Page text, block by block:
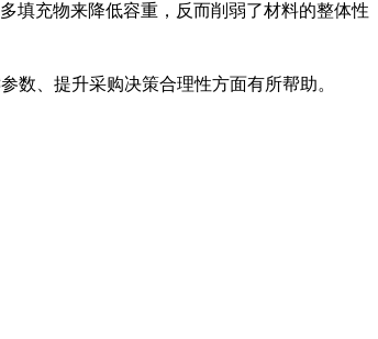
填充物来降低容重，反而削弱了材料的整体性
数、提升采购决策合理性方面有所帮助。